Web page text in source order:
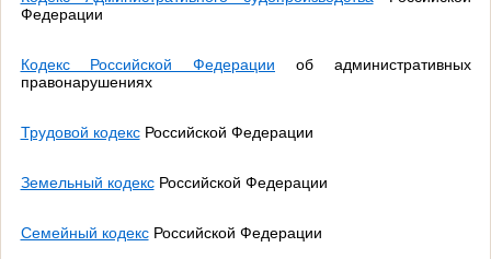
Федерации
Кодекс Российской Федерации об административных
правонарушениях
Трудовой кодексРоссийской Федерации
Земельный кодексРоссийской Федерации
Семейный кодексРоссийской Федерации